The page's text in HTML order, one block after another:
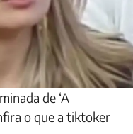
de ‘A
o que a tiktoker